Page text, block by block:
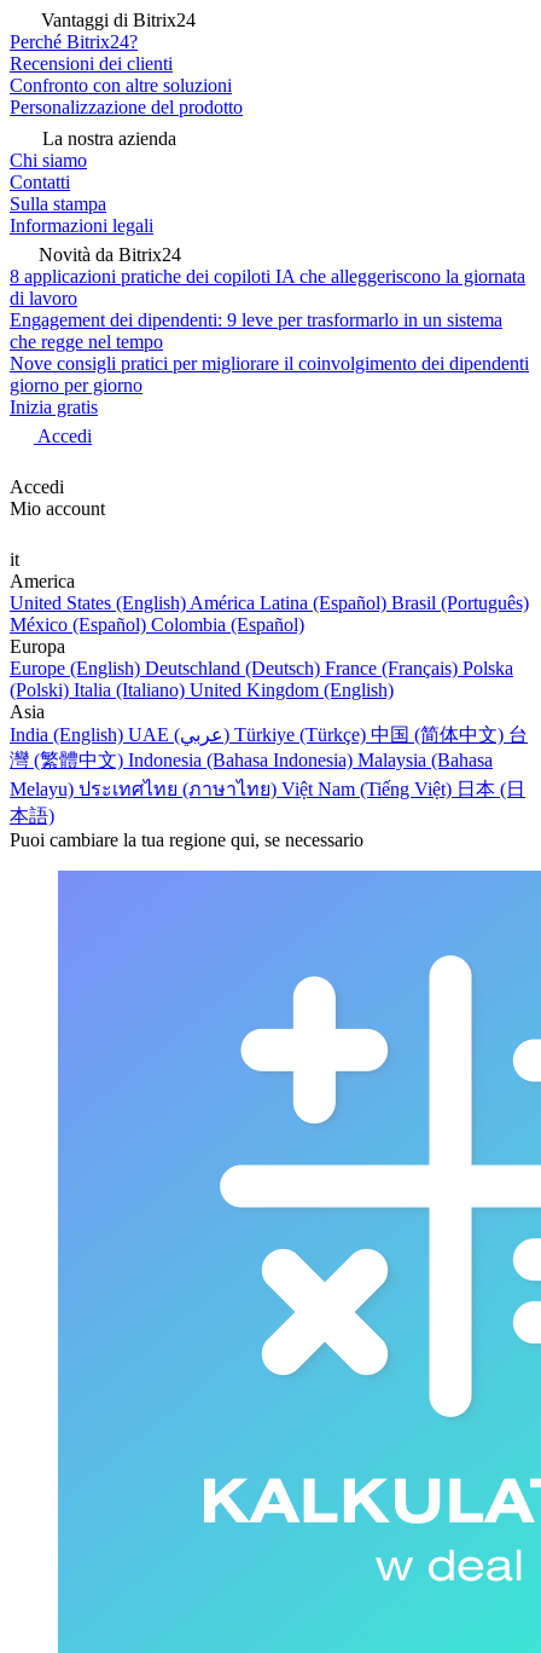
Vantaggi di Bitrix24
Perché Bitrix24?
Recensioni dei clienti
Confronto con altre soluzioni
Personalizzazione del prodotto
La nostra azienda
Chi siamo
Contatti
Sulla stampa
Informazioni legali
Novità da Bitrix24
8 applicazioni pratiche dei copiloti IA che alleggeriscono la giornata
di lavoro
Engagement dei dipendenti: 9 leve per trasformarlo in un sistema
che regge nel tempo
Nove consigli pratici per migliorare il coinvolgimento dei dipendenti
giorno per giorno
Inizia gratis
Accedi
Accedi
Mio account
it
America
United States (English) América Latina (Español) Brasil (Português)
México (Español) Colombia (Español)
Europa
Europe (English) Deutschland (Deutsch) France (Français) Polska
(Polski) Italia (Italiano) United Kingdom (English)
Asia
India (English)
UAE (عربي) Türkiye (Türkçe) 中国 (简体中文) 台
灣 (繁體中文) Indonesia (Bahasa Indonesia) Malaysia (Bahasa
Melayu) ประเทศไทย (ภาษาไทย) Việt Nam (Tiếng Việt) 日本 (日
本語)
Puoi cambiare la tua regione qui, se necessario